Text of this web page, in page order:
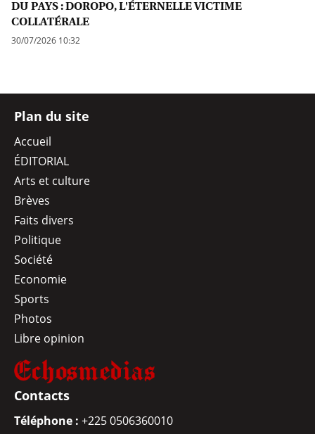
DU PAYS : DOROPO, L'ÉTERNELLE VICTIME
COLLATÉRALE
30/07/2026 10:32
Plan du site
Accueil
ÉDITORIAL
Arts et culture
Brèves
Faits divers
Politique
Société
Economie
Sports
Photos
Libre opinion
Contacts
Téléphone : +225 0506360010